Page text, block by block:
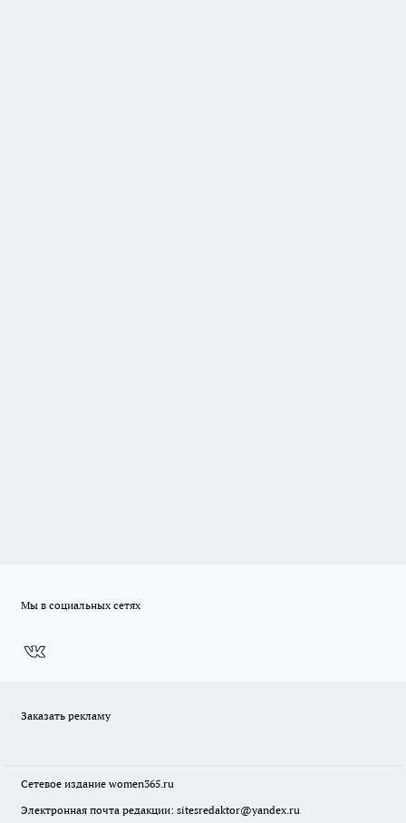
Мы в социальных сетях
Заказать рекламу
Сетевое издание women365.ru
Электронная почта редакции: sitesredaktor@yandex.ru